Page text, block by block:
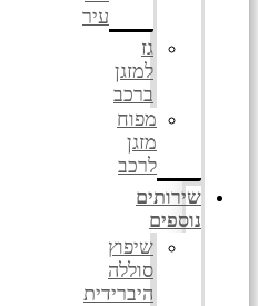
עיר
גז
למזגן
ברכב
מפוח
מזגן
לרכב
שירותים
נוספים
שיפוץ
סוללה
היברידית